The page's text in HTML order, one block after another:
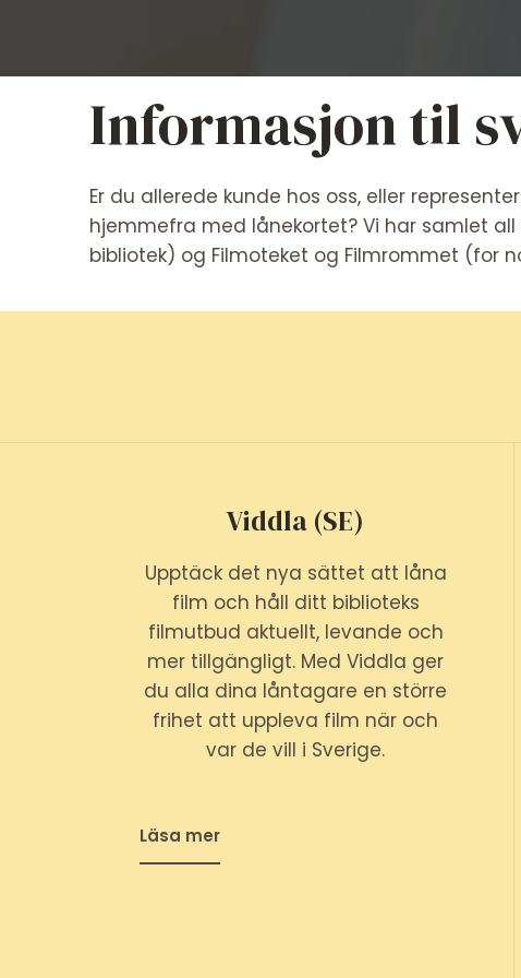
Informasjon til
Er du allerede kunde hos oss, eller
hjemmefra med lånekortet? Vi har samlet
bibliotek) og Filmoteket og Filmrommet (for
Viddla (SE)
Upptäck det nya sättet att låna
film och håll ditt biblioteks
filmutbud aktuellt, levande och
mer tillgängligt. Med Viddla ger
du alla dina låntagare en större
frihet att uppleva film när och
var de vill i Sverige.
Läsa mer